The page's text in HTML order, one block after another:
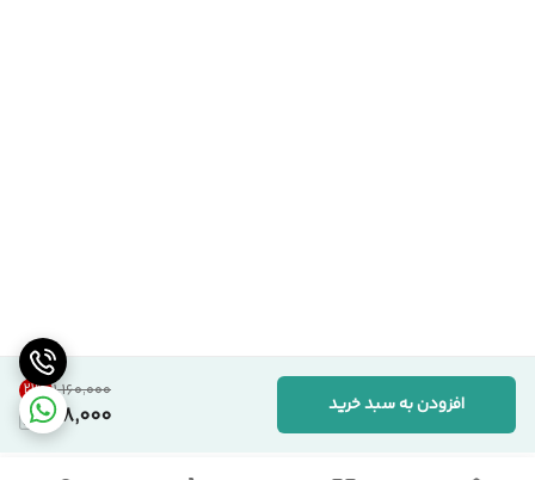
۱٬۱۶۰٬۰۰۰ 21%
908,000 افزودن به سبد خرید